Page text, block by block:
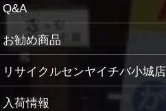
Q&A
お勧め商品
リサイクルセンヤイチバ小城店
入荷情報